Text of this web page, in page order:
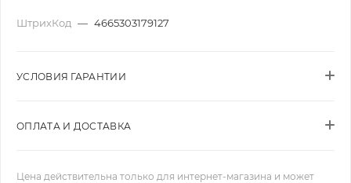
ШтрихКод — 4665303179127
УСЛОВИЯ ГАРАНТИИ
ОПЛАТА И ДОСТАВКА
Цена действительна только для интернет-магазина и может